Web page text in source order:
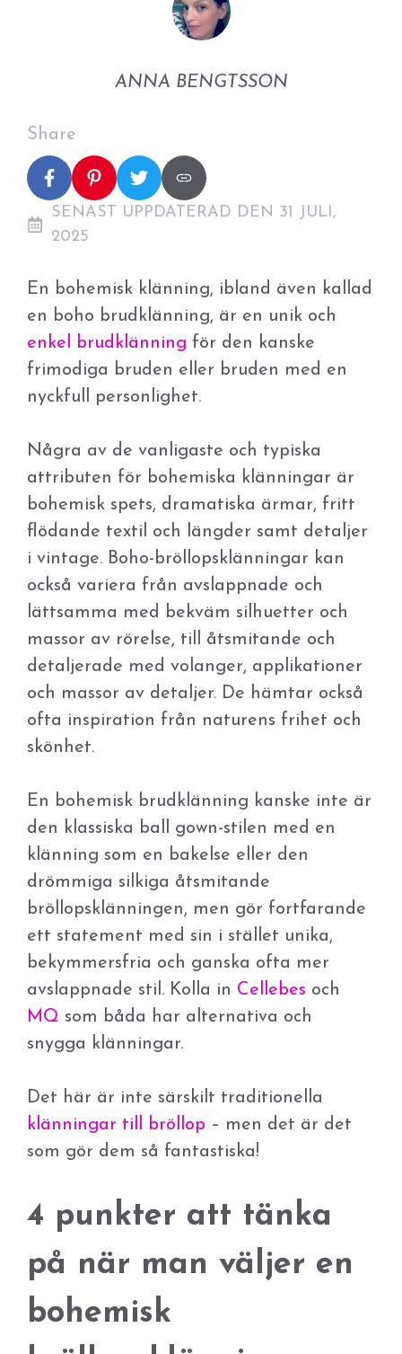
ANNA BENGTSSON
Share
SENAST UPPDATERAD DEN 31 JULI,
2025
En bohemisk klänning, ibland även kallad
en boho brudklänning, är en unik och
enkel brudklänning för den kanske
frimodiga bruden eller bruden med en
nyckfull personlighet.
Några av de vanligaste och typiska
attributen för bohemiska klänningar är
bohemisk spets, dramatiska ärmar, fritt
flödande textil och längder samt detaljer
i vintage. Boho-bröllopsklänningar kan
också variera från avslappnade och
lättsamma med bekväm silhuetter och
massor av rörelse, till åtsmitande och
detaljerade med volanger, applikationer
och massor av detaljer. De hämtar också
ofta inspiration från naturens frihet och
skönhet.
En bohemisk brudklänning kanske inte är
den klassiska ball gown-stilen med en
klänning som en bakelse eller den
drömmiga silkiga åtsmitande
bröllopsklänningen, men gör fortfarande
ett statement med sin i stället unika,
bekymmersfria och ganska ofta mer
avslappnade stil. Kolla in Cellebes och
MQ som båda har alternativa och
snygga klänningar.
Det här är inte särskilt traditionella
klänningar till bröllop – men det är det
som gör dem så fantastiska!
4 punkter att tänka
på när man väljer en
bohemisk